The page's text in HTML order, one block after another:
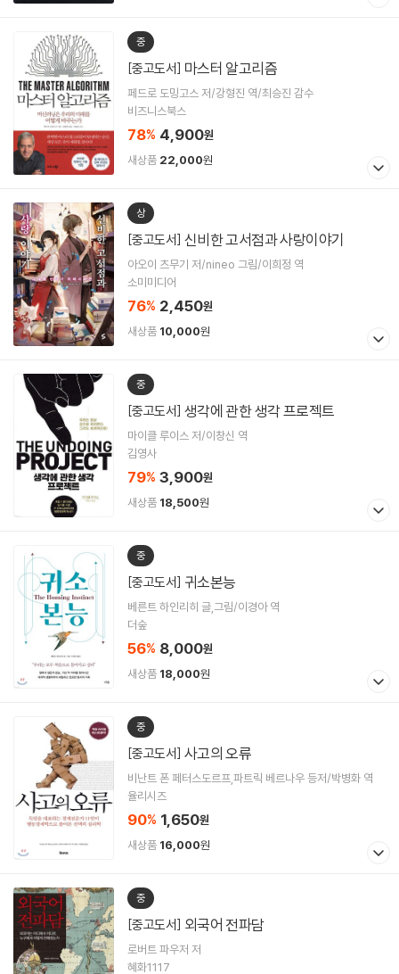
중
[중고도서] 마스터 알고리즘
페드로 도밍고스 저/강형진 역/최승진 감수
비즈니스북스
78% 4,900원
새상품 22,000원
상
[중고도서] 신비한 고서점과 사랑이야기
아오이 츠무기 저/nineo 그림/이희정 역
소미미디어
76% 2,450원
새상품 10,000원
중
[중고도서] 생각에 관한 생각 프로젝트
마이클 루이스 저/이창신 역
김영사
79% 3,900원
새상품 18,500원
중
[중고도서] 귀소본능
베른트 하인리히 글,그림/이경아 역
더숲
56% 8,000원
새상품 18,000원
중
[중고도서] 사고의 오류
비난트 폰 페터스도르프,파트릭 베르나우 등저/박병화 역
율리시즈
90% 1,650원
새상품 16,000원
중
[중고도서] 외국어 전파담
로버트 파우저 저
혜화1117